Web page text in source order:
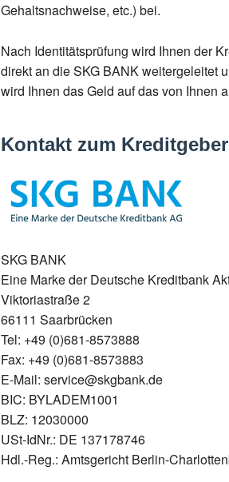
Gehaltsnachweise, etc.) bei.
Nach Identitätsprüfung wird Ihnen der
direkt an die SKG BANK weitergeleitet
wird Ihnen das Geld auf das von Ihnen
Kontakt zum Kreditgeber
SKG BANK
Eine Marke der Deutsche Kreditbank
Viktoriastraße 2
66111 Saarbrücken
Tel: +49 (0)681-8573888
Fax: +49 (0)681-8573883
E-Mail: service@skgbank.de
BIC: BYLADEM1001
BLZ: 12030000
USt-IdNr.: DE 137178746
Hdl.-Reg.: Amtsgericht Berlin-